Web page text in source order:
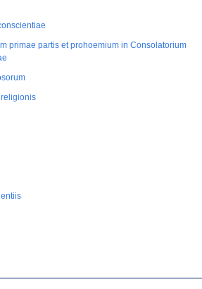
primae partis et prohoemium in Consolatorium